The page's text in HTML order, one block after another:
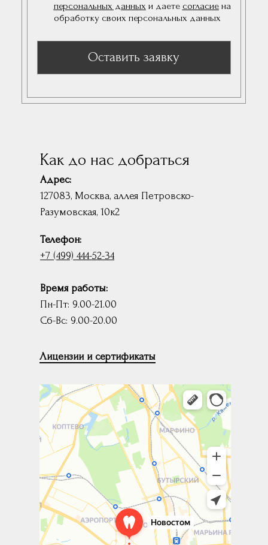
Телефон:
+7 (499) 444-52-34
Время работы:
Пн-Пт: 9.00-21.00
Сб-Вс: 9.00-20.00
Адрес:
127083, Москва, аллея Петровско-
Разумовская, 10к2
Лицензии и сертификаты
Как до нас добраться